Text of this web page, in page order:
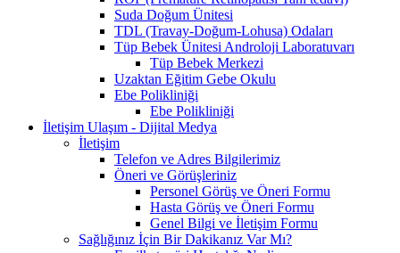
Suda Doğum Ünitesi
TDL (Travay-Doğum-Lohusa) Odaları
Tüp Bebek Ünitesi Androloji Laboratuvarı
Tüp Bebek Merkezi
Uzaktan Eğitim Gebe Okulu
Ebe Polikliniği
Ebe Polikliniği
İletişim Ulaşım - Dijital Medya
İletişim
Telefon ve Adres Bilgilerimiz
Öneri ve Görüşleriniz
Personel Görüş ve Öneri Formu
Hasta Görüş ve Öneri Formu
Genel Bilgi ve İletişim Formu
Sağlığınız İçin Bir Dakikanız Var Mı?